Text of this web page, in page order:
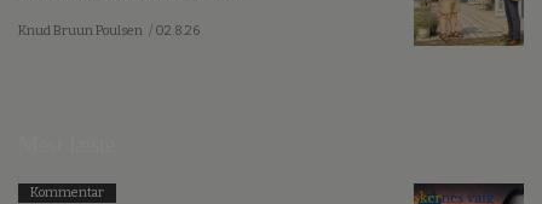
Knud Bruun Poulsen / 02.8.26
Kommentar